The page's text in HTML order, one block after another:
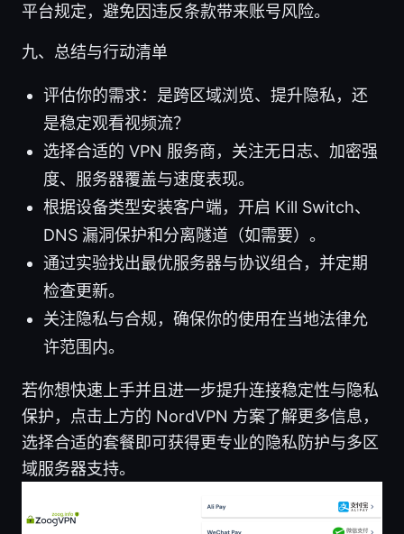
平台规定，避免因违反条款带来账号风险。
九、总结与行动清单
评估你的需求：是跨区域浏览、提升隐私，还
是稳定观看视频流？
选择合适的 VPN 服务商，关注无日志、加密强
度、服务器覆盖与速度表现。
根据设备类型安装客户端，开启 Kill Switch、
DNS 漏洞保护和分离隧道（如需要）。
通过实验找出最优服务器与协议组合，并定期
检查更新。
关注隐私与合规，确保你的使用在当地法律允
许范围内。
若你想快速上手并且进一步提升连接稳定性与隐私
保护，点击上方的 NordVPN 方案了解更多信息，
选择合适的套餐即可获得更专业的隐私防护与多区
域服务器支持。